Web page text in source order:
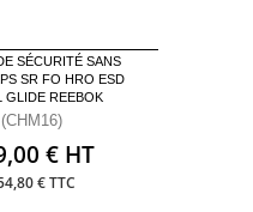
SÉCURITÉ SANS
SR FO HRO ESD
GLIDE REEBOK
(CHM16)
€ HT
€ TTC